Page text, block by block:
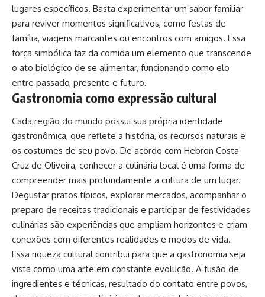
lugares específicos. Basta experimentar um sabor familiar
para reviver momentos significativos, como festas de
família, viagens marcantes ou encontros com amigos. Essa
força simbólica faz da comida um elemento que transcende
o ato biológico de se alimentar, funcionando como elo
entre passado, presente e futuro.
Gastronomia como expressão cultural
Cada região do mundo possui sua própria identidade
gastronômica, que reflete a história, os recursos naturais e
os costumes de seu povo. De acordo com Hebron Costa
Cruz de Oliveira, conhecer a culinária local é uma forma de
compreender mais profundamente a cultura de um lugar.
Degustar pratos típicos, explorar mercados, acompanhar o
preparo de receitas tradicionais e participar de festividades
culinárias são experiências que ampliam horizontes e criam
conexões com diferentes realidades e modos de vida.
Essa riqueza cultural contribui para que a gastronomia seja
vista como uma arte em constante evolução. A fusão de
ingredientes e técnicas, resultado do contato entre povos,